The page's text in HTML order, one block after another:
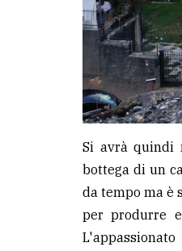
Si avrà quindi
bottega di un
da tempo ma è
per produrre